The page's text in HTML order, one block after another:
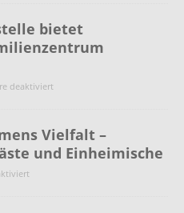
bietet
deaktiviert
Vielfalt –
und Einheimische